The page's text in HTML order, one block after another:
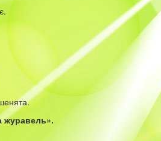
журавель».